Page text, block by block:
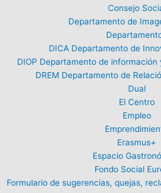
Consejo
Departamento de
DICA Departamento de
DIOP Departamento de
DREM Departamento de
Dual
El Centro
Empleo
Erasmus+
Espacio
Fondo Social
Formulario de sugerencias, quejas,